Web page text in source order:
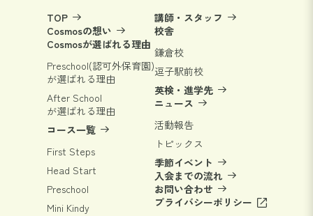
TOP
Cosmosの想い
Cosmosが選ばれる理由
Preschool(認可外保育園)
が選ばれる理由
After School
が選ばれる理由
コース一覧
First Steps
Head Start
Preschool
Mini Kindy
講師・スタッフ
校舎
鎌倉校
逗子駅前校
英検・進学先
ニュース
活動報告
トピックス
季節イベント
入会までの流れ
お問い合わせ
プライバシーポリシー